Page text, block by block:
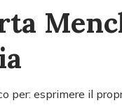
per: esprimere il